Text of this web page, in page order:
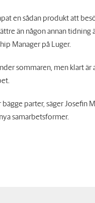
en sådan produkt att
än någon annan
Manager på Luger.
sommaren, men klart är
parter, säger Josefin
samarbetsformer.